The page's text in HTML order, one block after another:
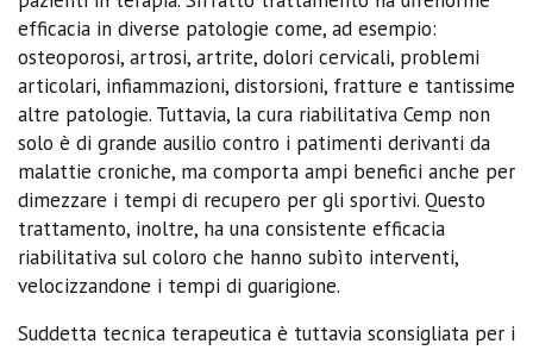
efficacia in diverse patologie come, ad esempio:
osteoporosi, artrosi, artrite, dolori cervicali, problemi
articolari, infiammazioni, distorsioni, fratture e tantissime
altre patologie. Tuttavia, la cura riabilitativa Cemp non
solo è di grande ausilio contro i patimenti derivanti da
malattie croniche, ma comporta ampi benefici anche per
dimezzare i tempi di recupero per gli sportivi. Questo
trattamento, inoltre, ha una consistente efficacia
riabilitativa sul coloro che hanno subìto interventi,
velocizzandone i tempi di guarigione.
Suddetta tecnica terapeutica è tuttavia sconsigliata per i